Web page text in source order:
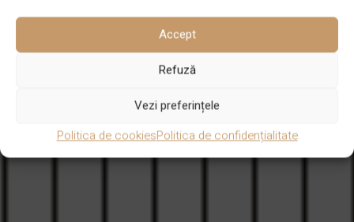
Accept
Refuză
Vezi preferințele
Politica de cookiesPolitica de confidențialitate